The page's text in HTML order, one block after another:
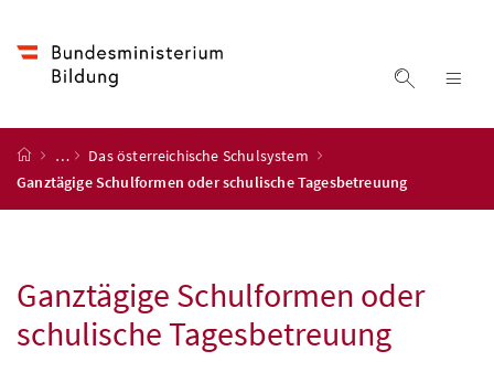
Suche
Startseite
…
Das österreichische Schulsystem
Ganztägige Schulformen oder schulische Tagesbetreuung
Ganztägige Schulformen oder
schulische Tagesbetreuung